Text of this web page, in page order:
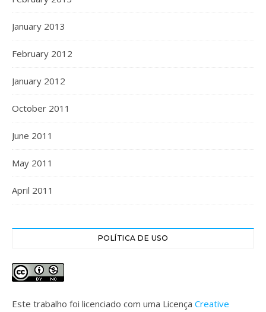
January 2013
February 2012
January 2012
October 2011
June 2011
May 2011
April 2011
POLÍTICA DE USO
Este trabalho foi licenciado com uma Licença Creative